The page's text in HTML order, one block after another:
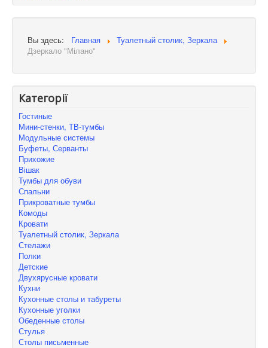
Вы здесь: Главная
Туалетный столик, Зеркала
Дзеркало "Мілано"
Категорії
Гостиные
Мини-стенки, ТВ-тумбы
Модульные системы
Буфеты, Серванты
Прихожие
Вішак
Тумбы для обуви
Спальни
Прикроватные тумбы
Комоды
Кровати
Туалетный столик, Зеркала
Стелажи
Полки
Детские
Двухярусные кровати
Кухни
Кухонные столы и табуреты
Кухонные уголки
Обеденные столы
Стулья
Столы письменные